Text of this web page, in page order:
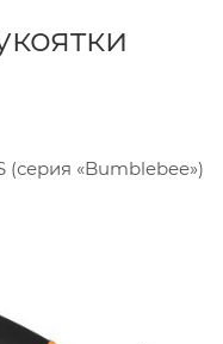
(серия «Bumblebee»)